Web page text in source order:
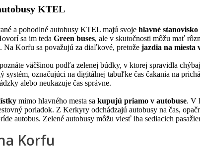
KTEL
a pohodlné autobusy KTEL majú svoje hlavné
sa im teda Green buses, ale v skutočnosti môžu mať
Na Korfu sa považujú za diaľkové, pretože jazdia na miesta
väčšinou podľa zelenej búdky, v ktorej spravidla
systém, označujúci na digitálnej tabuľke čas čakania na
alebo neukazuje čas správne.
mimo hlavného mesta sa kupujú priamo v autobuse. V
poriadok. Z Kerkyry odchádzajú autobusy na čas,
autobus. Zelené autobusy môžu viesť iba sediacich
Korfu